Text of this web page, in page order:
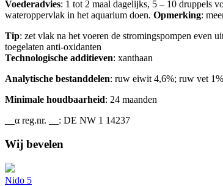
Voederadvies: 1 tot 2 maal dagelijks, 5 – 10 druppels
wateroppervlak in het aquarium doen. Opmerking:
Tip: zet vlak na het voeren de stromingspompen even
toegelaten anti-oxidanten
Technologische additieven: xanthaan
Analytische bestanddelen: ruw eiwit 4,6%; ruw vet
Minimale houdbaarheid: 24 maanden
__α reg.nr. __: DE NW 1 14237
Wij bevelen
Nido 5